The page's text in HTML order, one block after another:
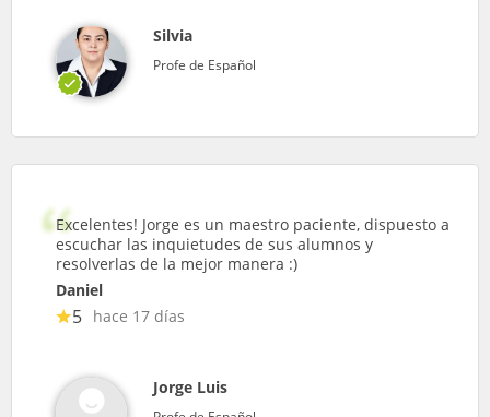
Silvia
Profe de Español
Excelentes! Jorge es un maestro paciente, dispuesto a
escuchar las inquietudes de sus alumnos y
resolverlas de la mejor manera :)
Daniel
5 hace 17 días
Jorge Luis